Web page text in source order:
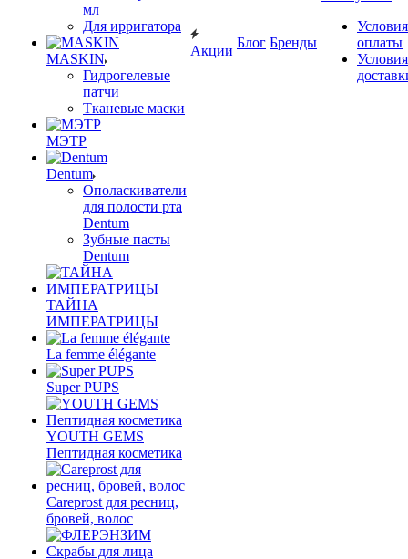
мл
Для ирригатора
MASKIN
Гидрогелевые
патчи
Тканевые маски
МЭТР
Dentum
Ополаскиватели
для полости рта
Dentum
Зубные пасты
Dentum
ТАЙНА
ИМПЕРАТРИЦЫ
La femme élégante
Super PUPS
YOUTH GEMS
Пептидная косметика
Careprost для ресниц,
бровей, волос
Акции
Блог Бренды
Условия
оплаты
Условия